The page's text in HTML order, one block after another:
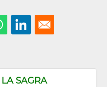
SAGRA